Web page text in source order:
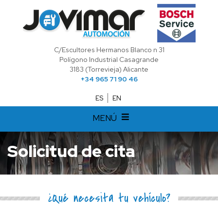
C/Escultores Hermanos Blanco n 31
Polígono Industrial Casagrande
3183 (Torrevieja) Alicante
+34 965 71 90 46
ES EN
MENÚ
Solicitud de cita
¿Qué necesita tu vehículo?